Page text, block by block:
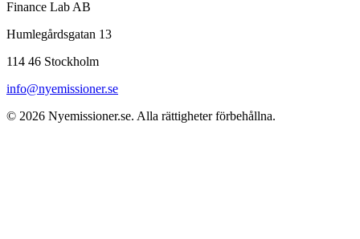
Finance Lab AB
Humlegårdsgatan 13
114 46 Stockholm
info@nyemissioner.se
© 2026 Nyemissioner.se. Alla rättigheter förbehållna.